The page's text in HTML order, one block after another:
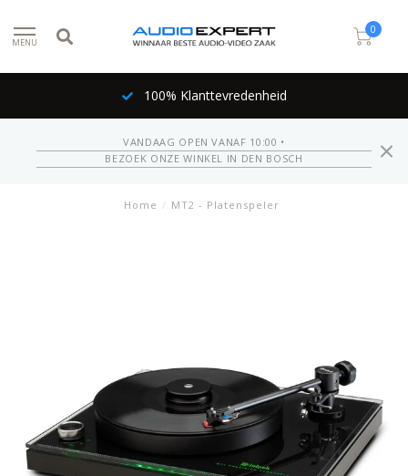
MENU
0
100% Klanttevredenheid
VANDAAG OPEN VANAF 10:00 •
BEZOEK ONZE WINKEL IN DEN BOSCH
Home / MT2 - Platenspeler